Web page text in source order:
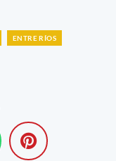
ENTRE RÍOS